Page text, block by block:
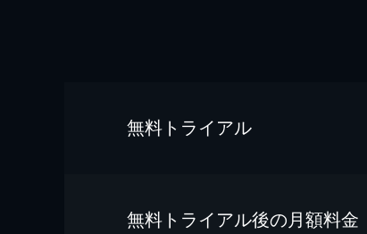
無料トライアル
無料トライアル後の⽉額料金